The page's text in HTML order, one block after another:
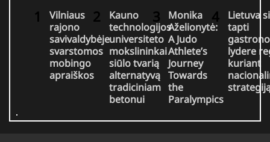
Vilniaus
rajono
savivaldybėje
svarstomos
mobingo
apraiškos
Kauno
technologijos
universiteto
mokslininkai
siūlo tvarią
alternatyvą
tradiciniam
betonui
Monika
Aželionytė:
A Judo
Athlete’s
Journey
Towards
the
Paralympics
Lietuva
tapti
lydere
kuriant